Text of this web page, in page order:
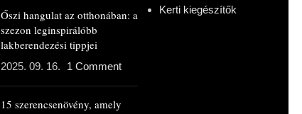
Őszi hangulat az otthonában: a
szezon leginspirálóbb
lakberendezési tippjei
2025. 09. 16. 1 Comment
15 szerencsenövény, amely
Kerti kiegészítők